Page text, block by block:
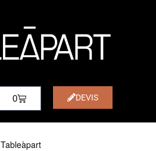
0 DEVIS
Tableàpart